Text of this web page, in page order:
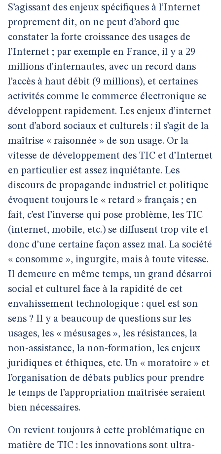
S’agissant des enjeux spécifiques à l’Internet
proprement dit, on ne peut d’abord que
constater la forte croissance des usages de
l’Internet ; par exemple en France, il y a 29
millions d’internautes, avec un record dans
l’accès à haut débit (9 millions), et certaines
activités comme le commerce électronique se
développent rapidement. Les enjeux d’internet
sont d’abord sociaux et culturels : il s’agit de la
maîtrise « raisonnée » de son usage. Or la
vitesse de développement des TIC et d’Internet
en particulier est assez inquiétante. Les
discours de propagande industriel et politique
évoquent toujours le « retard » français ; en
fait, c’est l’inverse qui pose problème, les TIC
(internet, mobile, etc.) se diffusent trop vite et
donc d’une certaine façon assez mal. La société
« consomme », ingurgite, mais à toute vitesse.
Il demeure en même temps, un grand désarroi
social et culturel face à la rapidité de cet
envahissement technologique : quel est son
sens ? Il y a beaucoup de questions sur les
usages, les « mésusages », les résistances, la
non-assistance, la non-formation, les enjeux
juridiques et éthiques, etc. Un « moratoire » et
l’organisation de débats publics pour prendre
le temps de l’appropriation maîtrisée seraient
bien nécessaires.
On revient toujours à cette problématique en
matière de TIC : les innovations sont ultra-